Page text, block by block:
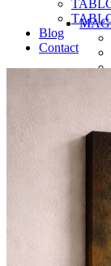
Blog
Blog
Contact